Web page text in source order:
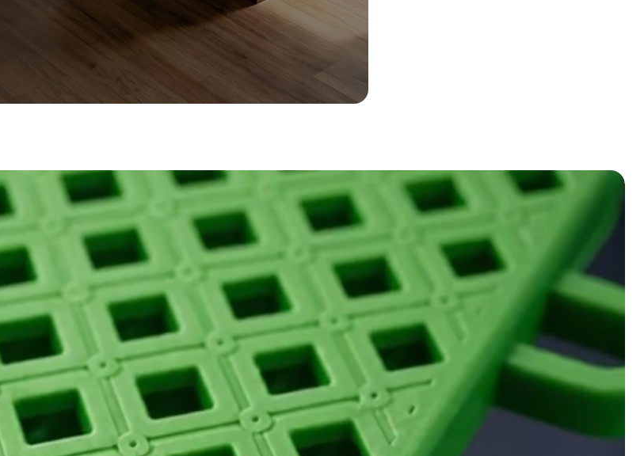
Antiderrapante
total sobre porcelanato e cerâmica.